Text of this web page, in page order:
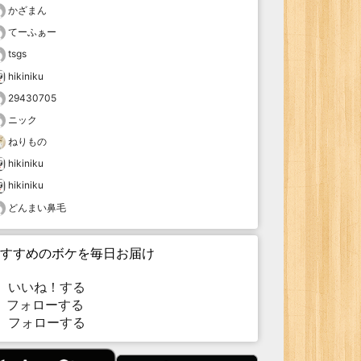
かざまん
てーふぁー
tsgs
hikiniku
29430705
ニック
ねりもの
hikiniku
hikiniku
どんまい鼻毛
すめのボケを毎日お届け
いいね！する
ォローする
フォローする